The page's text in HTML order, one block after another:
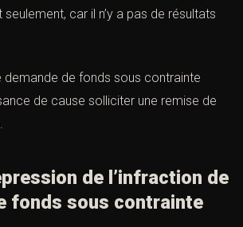
car il n’y a pas de résultats
demande de fonds sous contrainte
de cause solliciter une remise de
de l’infraction de
fonds sous contrainte